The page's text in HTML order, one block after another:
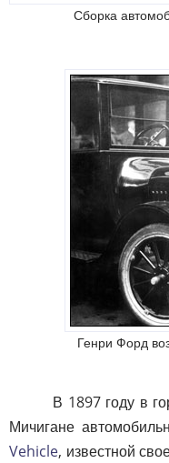
Сборка
Генри Форд
В 1897 году в
Мичигане
Vehicle, известной